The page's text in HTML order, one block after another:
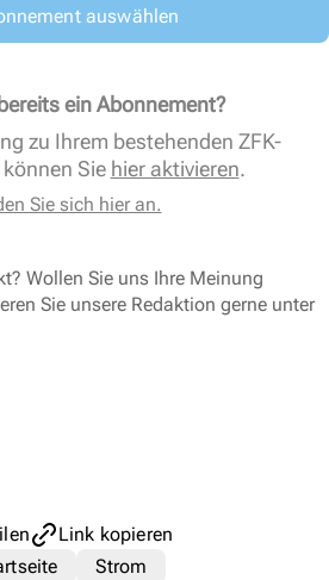
auswählen
ein Abonnement?
zu Ihrem bestehenden ZFK-
Sie hier aktivieren.
Sie sich hier an.
Wollen Sie uns Ihre Meinung
Sie unsere Redaktion gerne unter
Link kopieren
Strom